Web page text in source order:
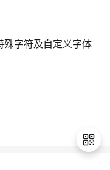
字符及自定义字体